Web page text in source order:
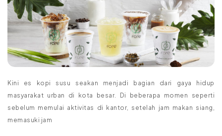
Kini es kopi susu seakan menjadi bagian dari gaya hidup
masyarakat urban di kota besar. Di beberapa momen seperti
sebelum memulai aktivitas di kantor, setelah jam makan siang,
memasuki jam